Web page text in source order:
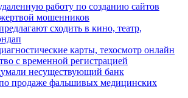
работу по созданию сайтов
мошенников
сходить в кино, театр,
карты, техосмотр онлайн
с временной регистрацией
несуществующий банк
продаже фальшивых медицинских